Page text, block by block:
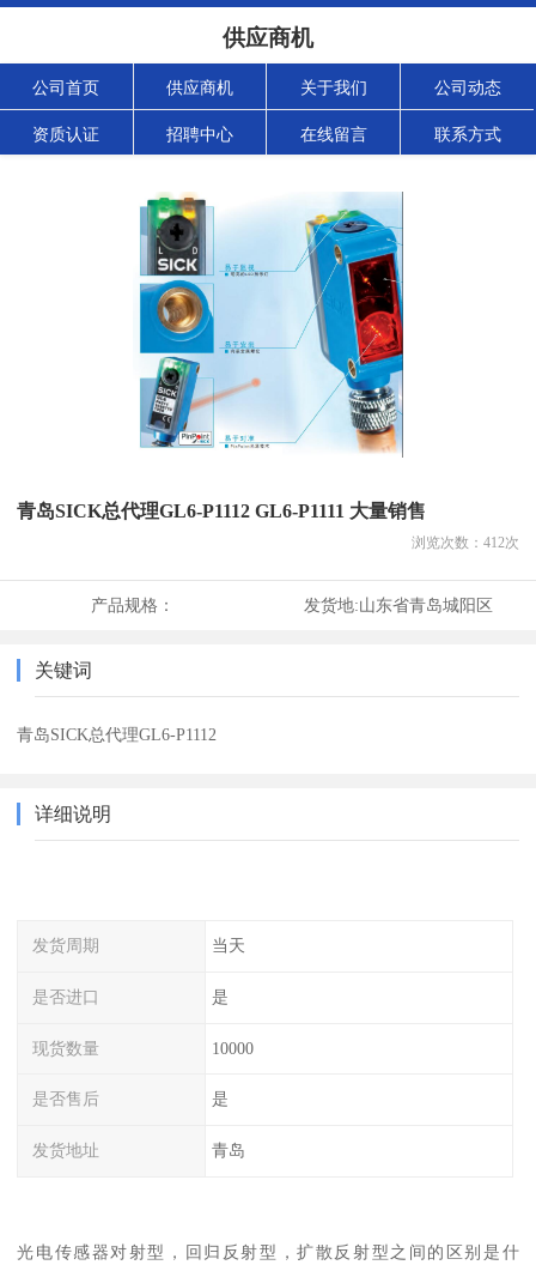
供应商机
公司首页 供应商机 关于我们 公司动态
资质认证 招聘中心 在线留言 联系方式
青岛SICK总代理GL6-P1112 GL6-P1111 大量销售
浏览次数： 412次
产品规格： 发货地:山东省青岛城阳区
关键词
青岛SICK总代理GL6-P1112
详细说明
发货周期 当天
是否进口 是
现货数量 10000
是否售后 是
发货地址 青岛
光电传感器对射型，回归反射型，扩散反射型之间的区别是什